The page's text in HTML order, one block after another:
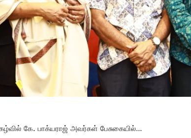
கே. பாக்யராஜ் அவர்கள் பேசுகையில்…